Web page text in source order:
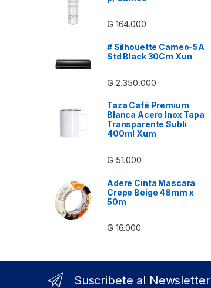
₲ 164.000
# Silhouette Cameo-5A
Std Black 30Cm Xun
₲ 2.350.000
Taza Café Premium
Blanca Acero Inox Tapa
Transparente Subli
400ml Xum
₲ 51.000
Adere Cinta Mascara
Crepe Beige 48mm x
50m
₲ 16.000
Suscribete al Newsletter